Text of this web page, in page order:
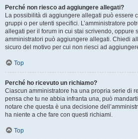
Perché non riesco ad aggiungere allegati?
La possibilità di aggiungere allegati può essere
gruppi o per utenti specifici. L’amministratore
allegati per il forum in cui stai scrivendo, oppure
amministratori può aggiungere allegati. Chiedi
sicuro del motivo per cui non riesci ad
Top
Perché ho ricevuto un richiamo?
Ciascun amministratore ha una propria serie di
pensa che tu ne abbia infranta una, può
notare che questa è una decisione
ha niente a che fare con questi richiami.
Top